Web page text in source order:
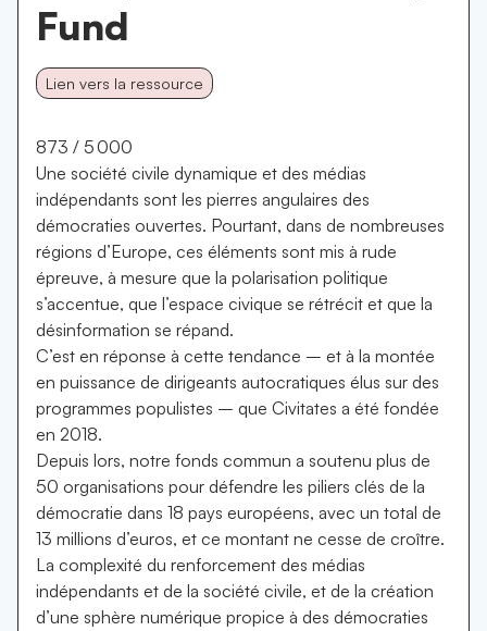
Fund
Lien vers la ressource
873 / 5 000
Une société civile dynamique et des médias
indépendants sont les pierres angulaires des
démocraties ouvertes. Pourtant, dans de nombreuses
régions d’Europe, ces éléments sont mis à rude
épreuve, à mesure que la polarisation politique
s’accentue, que l’espace civique se rétrécit et que la
désinformation se répand.
C’est en réponse à cette tendance – et à la montée
en puissance de dirigeants autocratiques élus sur des
programmes populistes – que Civitates a été fondée
en 2018.
Depuis lors, notre fonds commun a soutenu plus de
50 organisations pour défendre les piliers clés de la
démocratie dans 18 pays européens, avec un total de
13 millions d’euros, et ce montant ne cesse de croître.
La complexité du renforcement des médias
indépendants et de la société civile, et de la création
d’une sphère numérique propice à des démocraties